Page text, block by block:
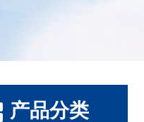
产品分类